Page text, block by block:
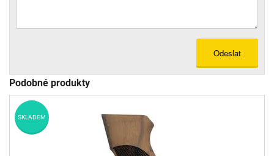
Odeslat
Podobné produkty
SKLADEM